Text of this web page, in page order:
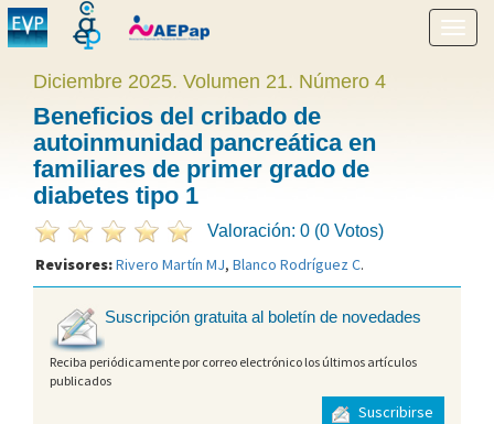
menú
Diciembre 2025. Volumen 21. Número 4
Beneficios del cribado de
autoinmunidad pancreática en
familiares de primer grado de
diabetes tipo 1
Valoración: 0 (0 Votos)
Revisores:Rivero Martín MJ, Blanco Rodríguez C.
Suscripción gratuita al boletín de novedades
Reciba periódicamente por correo electrónico los últimos artículos
publicados
Suscribirse